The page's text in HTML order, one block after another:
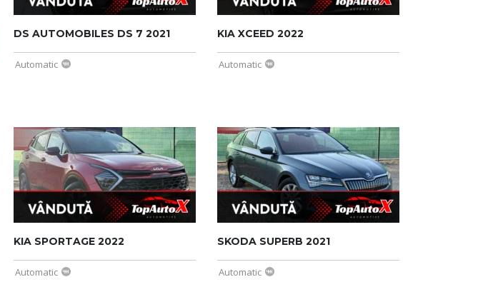
DS AUTOMOBILES DS 7 2021
Automatic
KIA XCEED 2022
Automatic
KIA SPORTAGE 2022
Automatic
SKODA SUPERB 2021
Automatic